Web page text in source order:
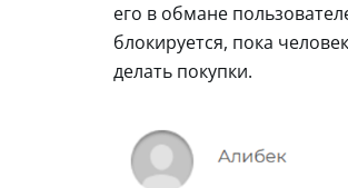
его в обмане
блокируется, пока
делать покупки.